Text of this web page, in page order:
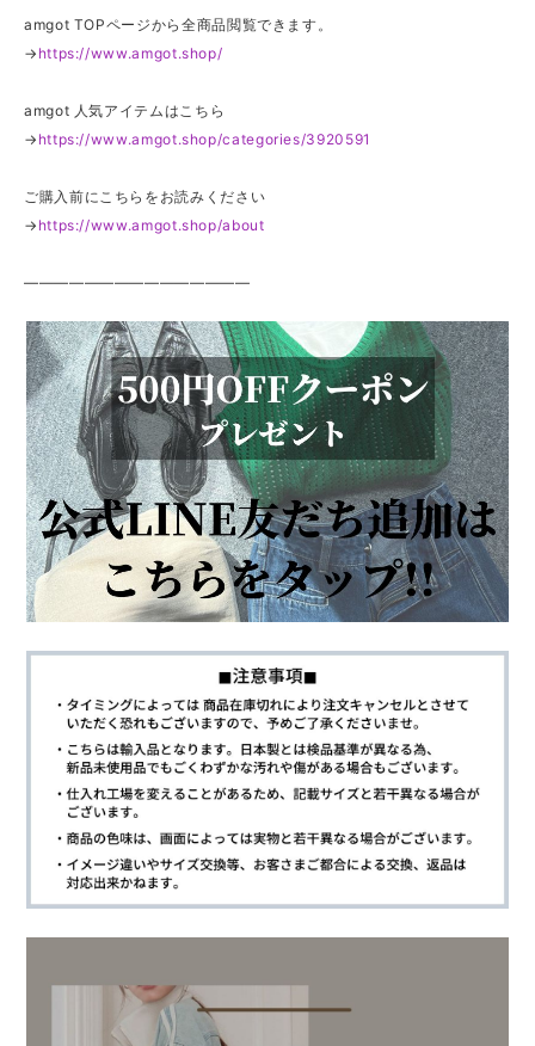
amgot TOPページから全商品閲覧できます。
→ https://www.amgot.shop/
amgot 人気アイテムはこちら
→ https://www.amgot.shop/categories/3920591
ご購入前にこちらをお読みください
→ https://www.amgot.shop/about
———————————————